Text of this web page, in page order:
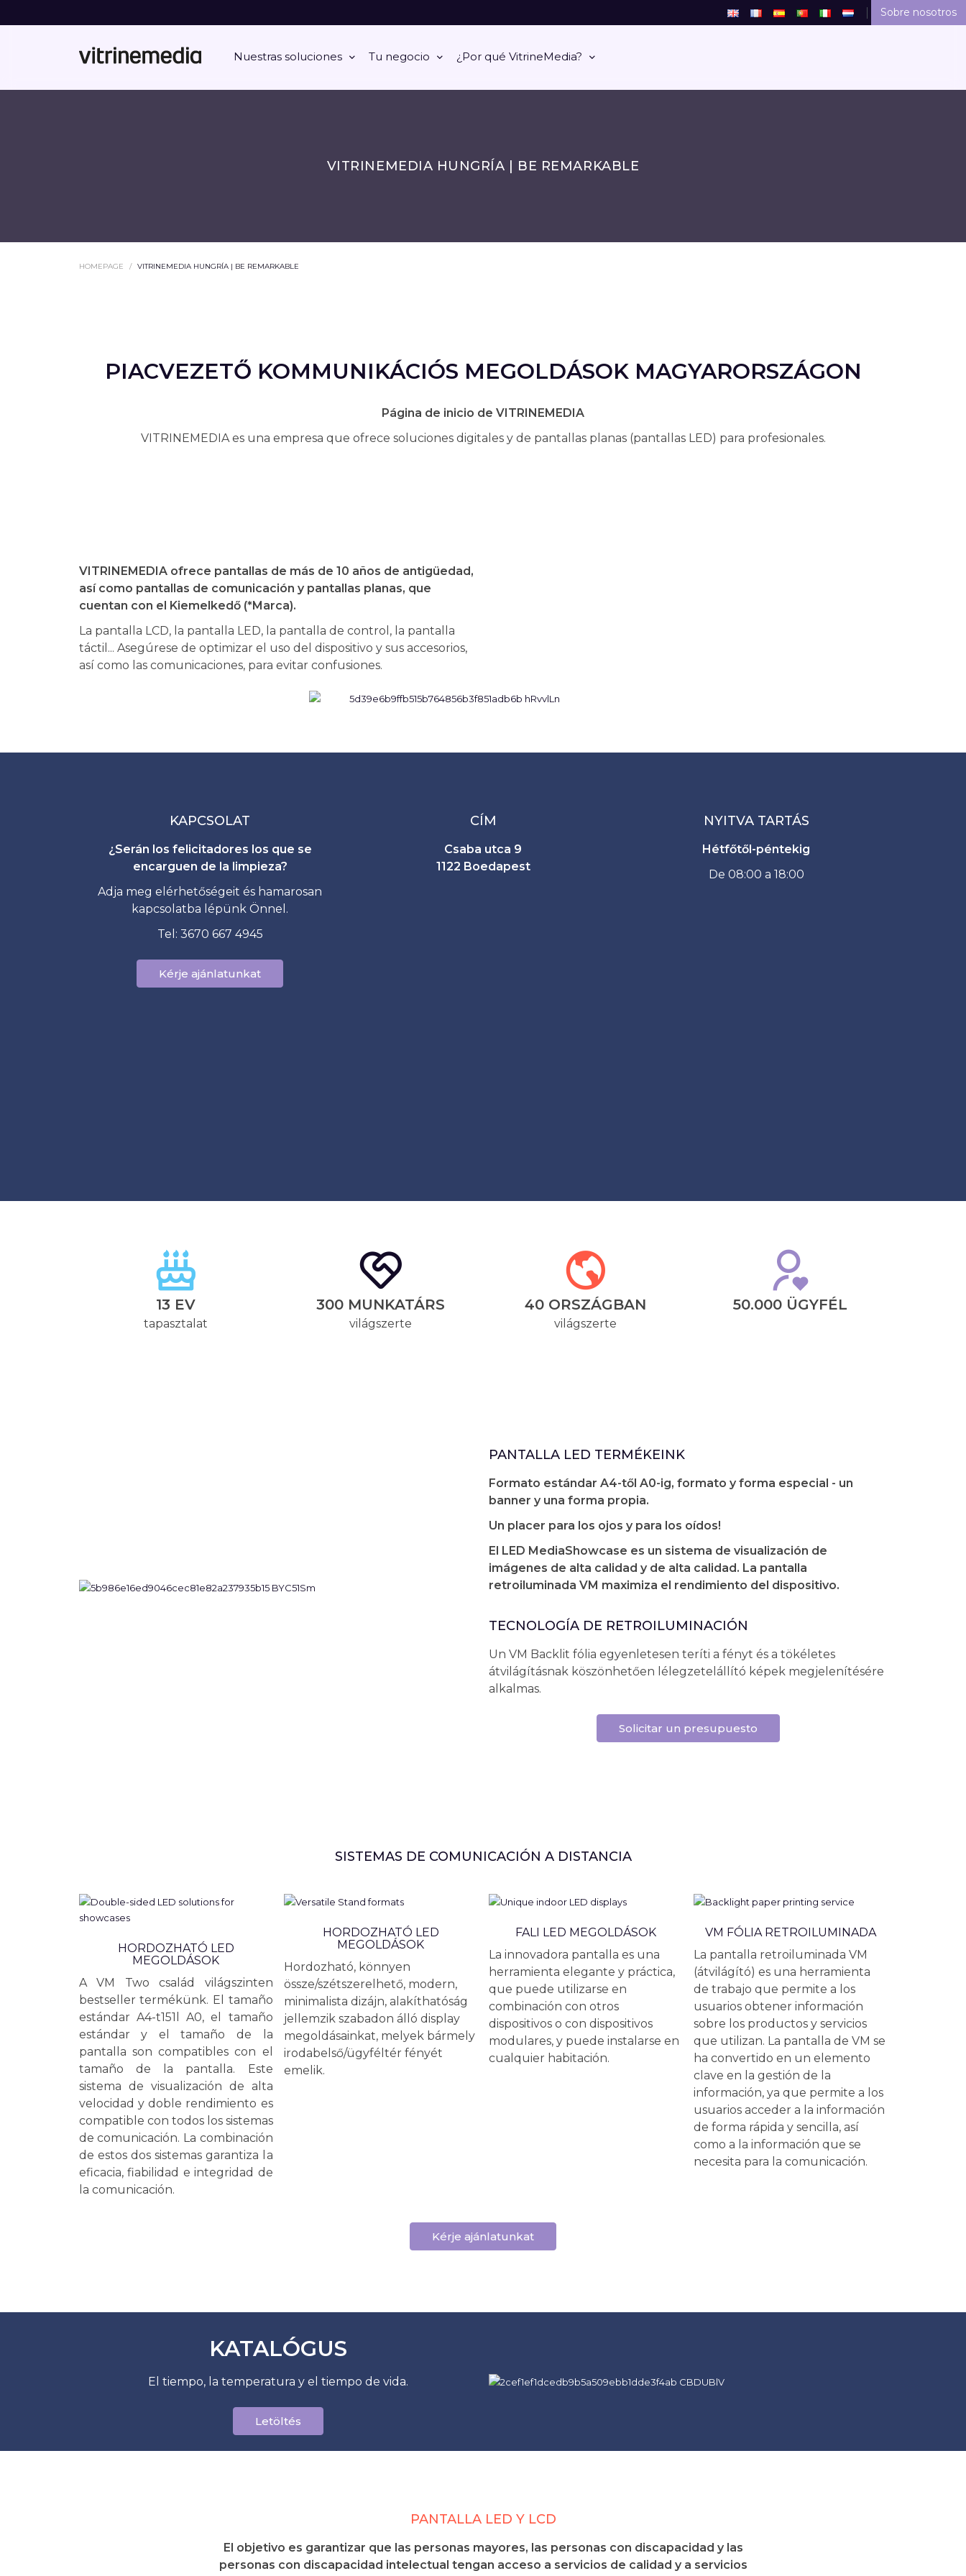
Nuestras soluciones Tu negocio ¿Por qué VitrineMedia?
Sobre nosotros
VITRINEMEDIA HUNGRÍA | BE REMARKABLE
HOMEPAGE VITRINEMEDIA HUNGRÍA | BE REMARKABLE
PIACVEZETŐ KOMMUNIKÁCIÓS MEGOLDÁSOK MAGYARORSZÁGON
Página de inicio de VITRINEMEDIA
VITRINEMEDIA es una empresa que ofrece soluciones digitales y de pantallas planas (pantallas LED) para profesionales.
VITRINEMEDIA ofrece pantallas de más de 10 años de antigüedad,
así como pantallas de comunicación y pantallas planas, que
cuentan con el Kiemelkedő (*Marca).
La pantalla LCD, la pantalla LED, la pantalla de control, la pantalla
táctil... Asegúrese de optimizar el uso del dispositivo y sus accesorios,
así como las comunicaciones, para evitar confusiones.
KAPCSOLAT
¿Serán los felicitadores los que se
encarguen de la limpieza?
Adja meg elérhetőségeit és hamarosan
kapcsolatba lépünk Önnel.
Tel: 3670 667 4945
Kérje ajánlatunkat
CÍM
Csaba utca 9
1122 Boedapest
NYITVA TARTÁS
Hétfőtől-péntekig
De 08:00 a 18:00
13 EV
tapasztalat
300 MUNKATÁRS
világszerte
40 ORSZÁGBAN
világszerte
50.000 ÜGYFÉL
PANTALLA LED TERMÉKEINK
Formato estándar A4-től A0-ig, formato y forma especial - un
banner y una forma propia.
Un placer para los ojos y para los oídos!
El LED MediaShowcase es un sistema de visualización de
imágenes de alta calidad y de alta calidad. La pantalla
retroiluminada VM maximiza el rendimiento del dispositivo.
TECNOLOGÍA DE RETROILUMINACIÓN
Un VM Backlit fólia egyenletesen teríti a fényt és a tökéletes
átvilágításnak köszönhetően lélegzetelállító képek megjelenítésére
alkalmas.
Solicitar un presupuesto
SISTEMAS DE COMUNICACIÓN A DISTANCIA
HORDOZHATÓ LED
MEGOLDÁSOK
A VM Two család világszinten
bestseller termékünk. El tamaño
estándar A4-t151l A0, el tamaño
estándar y el tamaño de la
pantalla son compatibles con el
tamaño de la pantalla. Este
sistema de visualización de alta
velocidad y doble rendimiento es
compatible con todos los sistemas
de comunicación. La combinación
de estos dos sistemas garantiza la
eficacia, fiabilidad e integridad de
la comunicación.
HORDOZHATÓ LED
MEGOLDÁSOK
Hordozható, könnyen
össze/szétszerelhető, modern,
minimalista dizájn, alakíthatóság
jellemzik szabadon álló display
megoldásainkat, melyek bármely
irodabelső/ügyféltér fényét
emelik.
FALI LED MEGOLDÁSOK
La innovadora pantalla es una
herramienta elegante y práctica,
que puede utilizarse en
combinación con otros
dispositivos o con dispositivos
modulares, y puede instalarse en
cualquier habitación.
VM FÓLIA RETROILUMINADA
La pantalla retroiluminada VM
(átvilágító) es una herramienta
de trabajo que permite a los
usuarios obtener información
sobre los productos y servicios
que utilizan. La pantalla de VM se
ha convertido en un elemento
clave en la gestión de la
información, ya que permite a los
usuarios acceder a la información
de forma rápida y sencilla, así
como a la información que se
necesita para la comunicación.
Kérje ajánlatunkat
KATALÓGUS
El tiempo, la temperatura y el tiempo de vida.
Letöltés
PANTALLA LED Y LCD
El objetivo es garantizar que las personas mayores, las personas con discapacidad y las
personas con discapacidad intelectual tengan acceso a servicios de calidad y a servicios